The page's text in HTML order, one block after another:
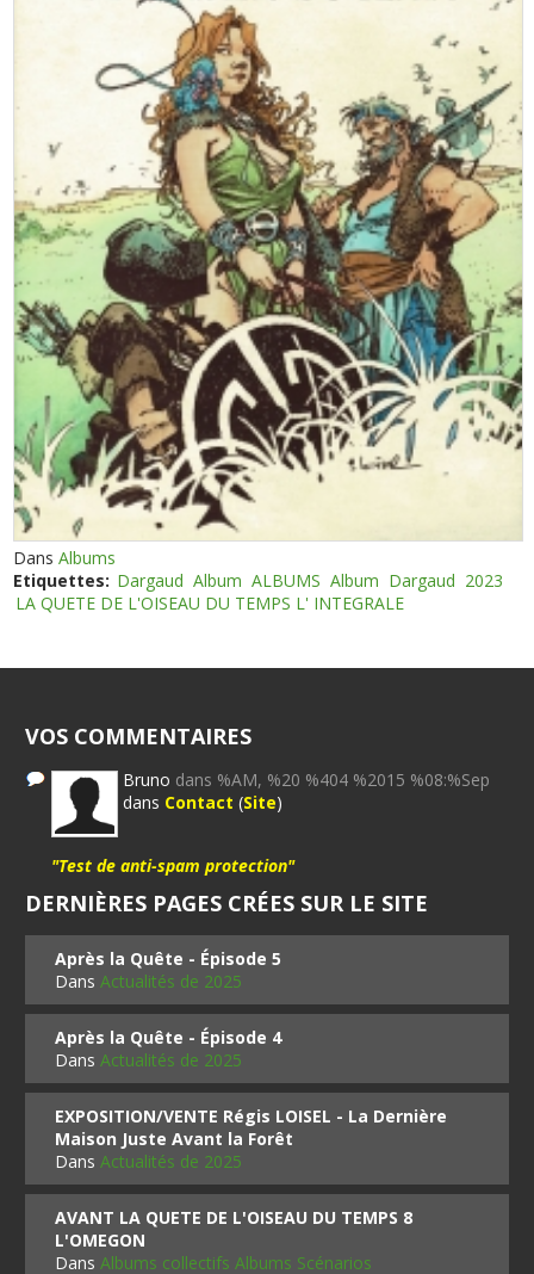
DansAlbums
Etiquettes: Dargaud Album ALBUMS Album Dargaud 2023
LA QUETE DE L'OISEAU DU TEMPS L' INTEGRALE
VOS COMMENTAIRES
Bruno dans %AM, %20 %404 %2015 %08:%Sep
dans Contact (Site)
"Test de anti-spam protection"
DERNIÈRES PAGES CRÉES SUR LE SITE
Après la Quête - Épisode 5
DansActualités de 2025
Après la Quête - Épisode 4
DansActualités de 2025
EXPOSITION/VENTE Régis LOISEL - La Dernière
Maison Juste Avant la Forêt
DansActualités de 2025
AVANT LA QUETE DE L'OISEAU DU TEMPS 8
L'OMEGON
DansAlbums collectifs Albums Scénarios